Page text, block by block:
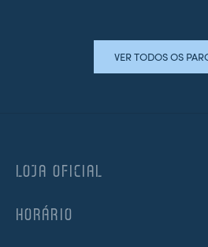
VER TODOS OS
LOJA OFICIAL
HORÁRIO